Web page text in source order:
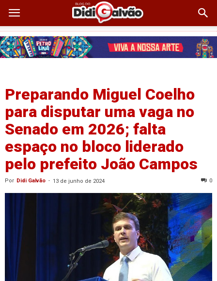
Preparando Miguel Coelho
para disputar uma vaga no
Senado em 2026; falta
espaço no bloco liderado
pelo prefeito João Campos
Por Didi Galvão - 13 de junho de 2024 0